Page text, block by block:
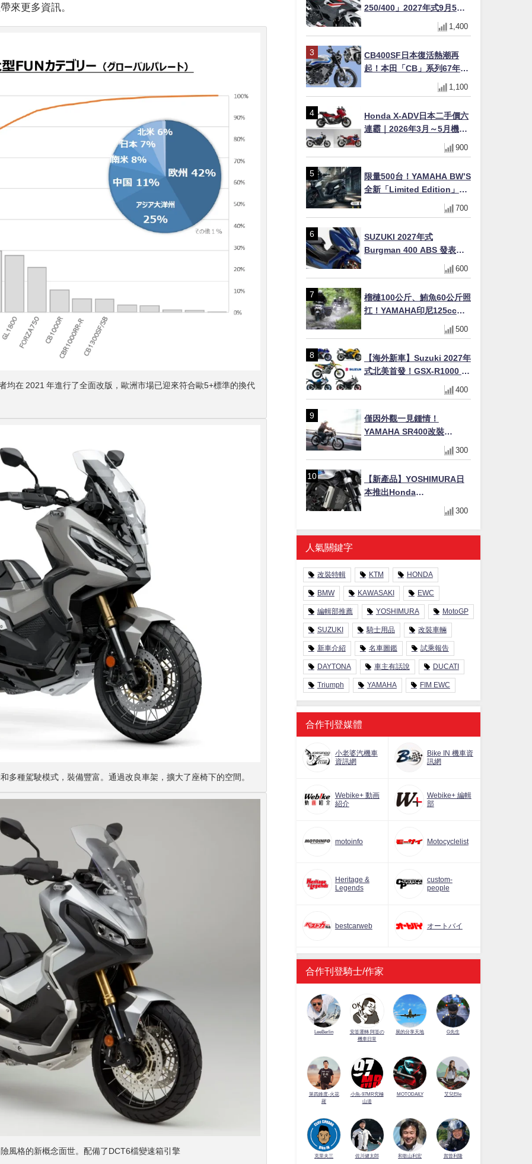
來更多資訊。
均在 2021 年進行了全面改版，歐洲市場已迎來符合歐5+標準的換代
多種駕駛模式，裝備豐富。通過改良車架，擴大了座椅下的空間。
風格的新概念面世。配備了DCT6檔變速箱引擎
250/400」2027年式9月5日
日本發售！新塗裝登場×價格
不變×輔助滑動式離合器
1,400
CB400SF日本復活熱潮再
起！本田「CB」系列67年傳
奇解密 與CBR差異一次搞懂
1,100
Honda X-ADV日本二手價六
連霸｜2026年3月～5月機車
轉售排行榜 CBR1000RR-R
FIREBLADE SP首度躋身前
900
限量500台！YAMAHA BW’S
全新「Limited Edition」都
市探索限定色 GOOPiMADE
聯名包同步登場
700
SUZUKI 2027年式
Burgman 400 ABS 發表！
8/18日本上市、支援E10汽油
售價98萬100日圓
600
榴槤100公斤、鮪魚60公斤照
扛！YAMAHA印尼125cc速
克達Gear Ultima 2740公里
耐操實測
500
【海外新車】Suzuki 2027年
式北美首發！GSX-R1000 40
週年紀念×SV-7GX新款跨界
車×RM-Z450 Ken Roczen
400
僅因外觀一見鍾情！
YAMAHA SR400改裝
Tracker風格｜ 女車主的機車
人生蛻變記
300
【新產品】YOSHIMURA日
本推出Honda
CB1000F/CB1000 HORNET
專用水箱護網，六角網紋設
計質感升級
300
人氣關鍵字
改裝特輯 KTM HONDA
BMW KAWASAKI EWC
編輯部推薦 YOSHIMURA MotoGP
SUZUKI 騎士用品 改裝車輛
新車介紹 名車圖鑑 試乘報告
DAYTONA 車主有話說 DUCATI
Triumph YAMAHA FIM EWC
合作刊登媒體
小老婆汽機車
資訊網
Bike IN 機車資
訊網
Webike+ 動画
紹介
Webike+ 編輯
部
motoinfo Motocyclelist
Heritage &
Legends
custom-
people
bestcarweb オートバイ
合作刊登騎士/作家
LeeBerlin
安筌運轉 阿筌の
機車日常
展的分享天地 G先生
第四維度-火花
羅
小魚-97MR究極
山道
MOTODAILY 艾兒Elle
克里夫三 佐川健太郎 和歌山利宏 賀曾利隆